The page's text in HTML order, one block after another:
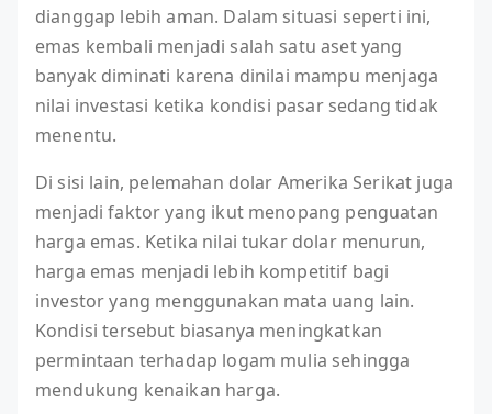
dianggap lebih aman. Dalam situasi seperti ini,
emas kembali menjadi salah satu aset yang
banyak diminati karena dinilai mampu menjaga
nilai investasi ketika kondisi pasar sedang tidak
menentu.
Di sisi lain, pelemahan dolar Amerika Serikat juga
menjadi faktor yang ikut menopang penguatan
harga emas. Ketika nilai tukar dolar menurun,
harga emas menjadi lebih kompetitif bagi
investor yang menggunakan mata uang lain.
Kondisi tersebut biasanya meningkatkan
permintaan terhadap logam mulia sehingga
mendukung kenaikan harga.